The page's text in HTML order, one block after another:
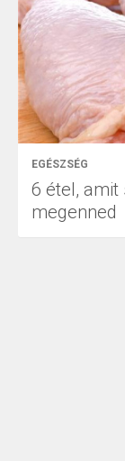
EGÉSZSÉG
6 étel, amit
megenned